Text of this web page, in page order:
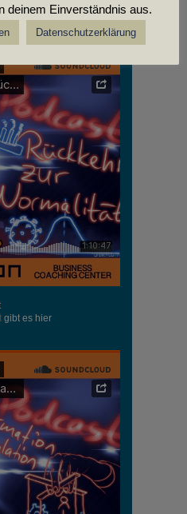
gibt es hier
deinem Einverständnis aus.
Datenschutzerklärung